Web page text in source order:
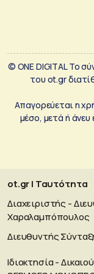
© ONE DIGITAL Το
του ot.gr
Απαγορεύεται η
μέσο, μετά ή
ot.gr | Ταυτότητα
Διαχειριστής -
Χαραλαμπόπουλος
Διευθυντής
Ιδιοκτησία -